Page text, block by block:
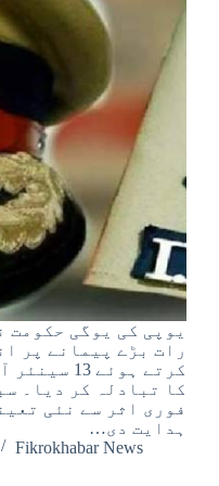
یوپی کی یوگی حکومت
رات بڑے پیمانے پر
کرتے ہوئے
کا تبادلہ کر دیا۔
فوری اثر سے نئی
ہدایت دی…
Fikrokhabar News